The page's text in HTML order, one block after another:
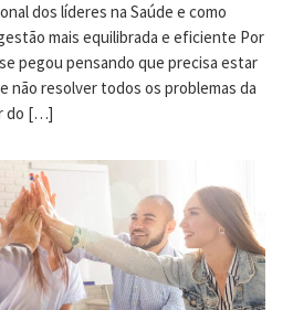
dos líderes na Saúde e como
mais equilibrada e eficiente Por
pegou pensando que precisa estar
não resolver todos os problemas da
do […]